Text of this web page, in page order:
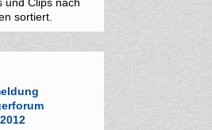
sortiert.